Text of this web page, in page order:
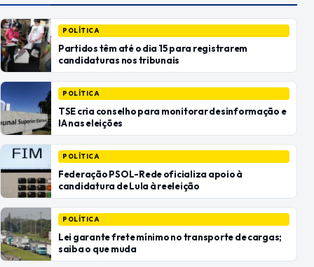
POLÍTICA
Partidos têm até o dia 15 para registrarem
candidaturas nos tribunais
POLÍTICA
TSE cria conselho para monitorar desinformação e
IA nas eleições
POLÍTICA
Federação PSOL-Rede oficializa apoio à
candidatura de Lula à reeleição
POLÍTICA
Lei garante frete mínimo no transporte de cargas;
saiba o que muda